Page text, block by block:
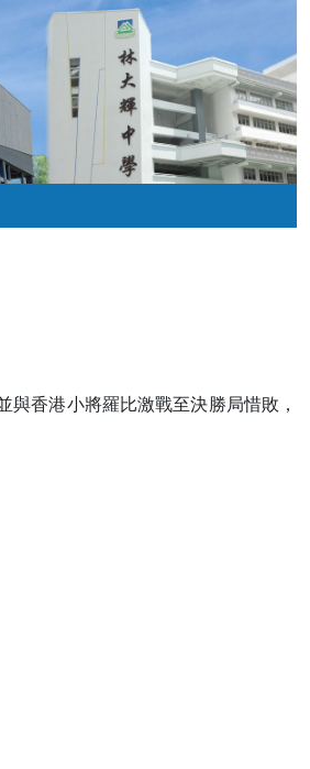
與香港小將羅比激戰至決勝局惜敗，